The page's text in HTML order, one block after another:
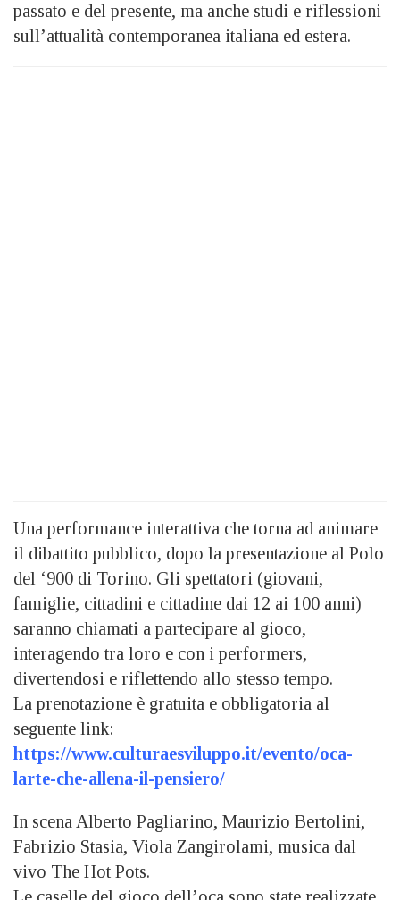
passato e del presente, ma anche studi e riflessioni
sull’attualità contemporanea italiana ed estera.
Una performance interattiva che torna ad animare
il dibattito pubblico, dopo la presentazione al Polo
del ‘900 di Torino. Gli spettatori (giovani,
famiglie, cittadini e cittadine dai 12 ai 100 anni)
saranno chiamati a partecipare al gioco,
interagendo tra loro e con i performers,
divertendosi e riflettendo allo stesso tempo.
La prenotazione è gratuita e obbligatoria al
seguente link:
https://www.culturaesviluppo.it/evento/oca-
larte-che-allena-il-pensiero/
In scena Alberto Pagliarino, Maurizio Bertolini,
Fabrizio Stasia, Viola Zangirolami, musica dal
vivo The Hot Pots.